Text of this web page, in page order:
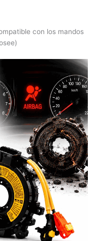
con los mandos